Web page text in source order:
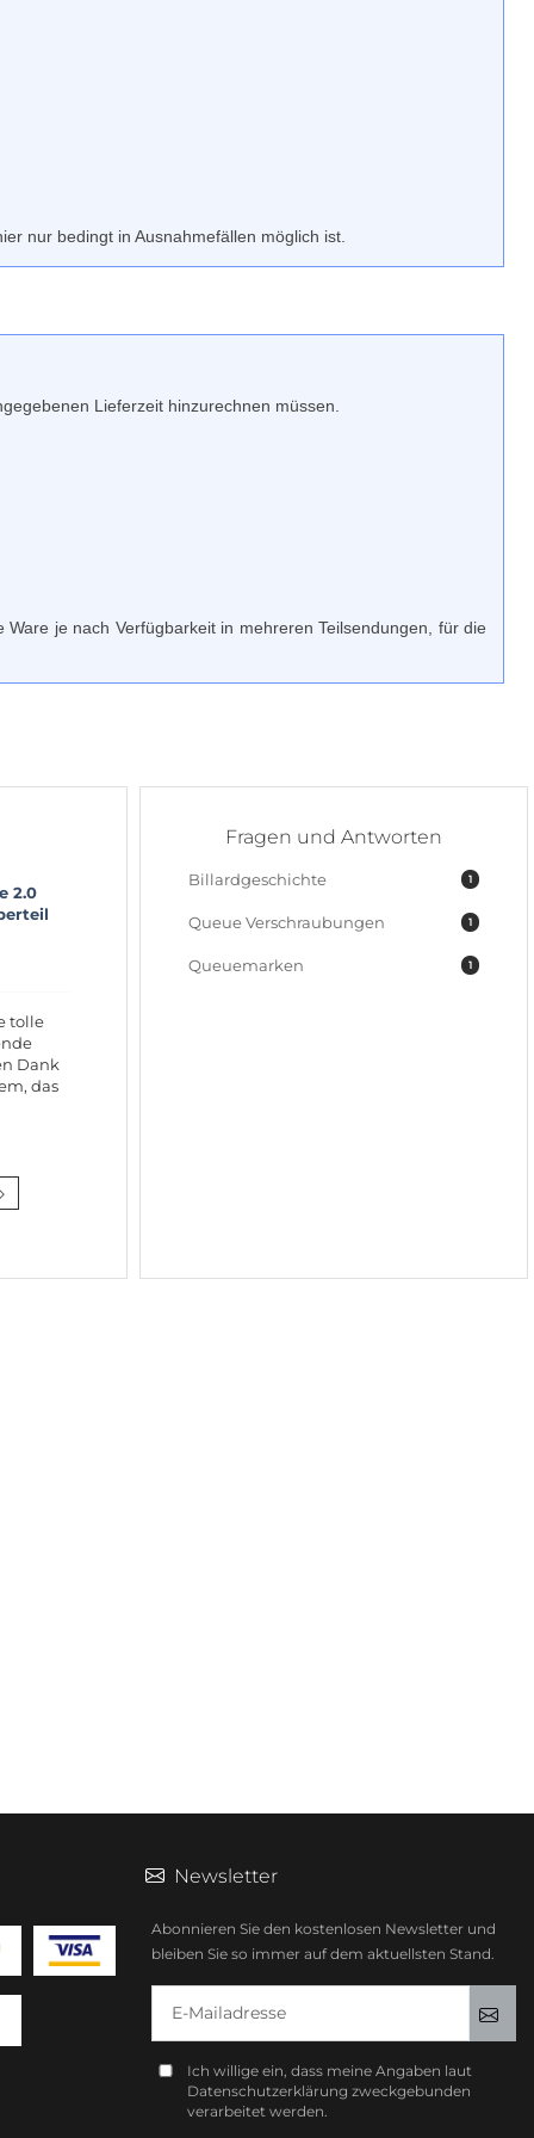
nur bedingt in Ausnahmefällen möglich ist.
Lieferzeit hinzurechnen müssen.
je nach Verfügbarkeit in mehreren Teilsendungen, für die
2.0
tolle
Dank
das
Fragen und Antworten
1
Billardgeschichte
1
Queue Verschraubungen
1
Queuemarken
Newsletter
Abonnieren Sie den kostenlosen Newsletter und
bleiben Sie so immer auf dem aktuellsten Stand.
Ich willige ein, dass meine Angaben laut
Datenschutzerklärung zweckgebunden
verarbeitet werden.